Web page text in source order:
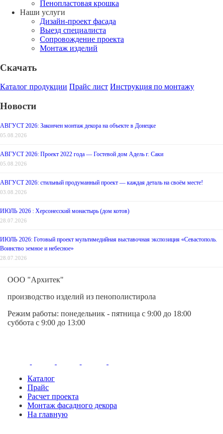
Пенопластовая крошка
Наши услуги
Дизайн-проект фасада
Выезд специалиста
Сопровождение проекта
Монтаж изделий
Скачать
Каталог продукции Прайс лист Инструкция по монтажу
Новости
АВГУСТ 2026: Закончен монтаж декора на объекте в Донецке
05.08.2026
АВГУСТ 2026: Проект 2022 года — Гостевой дом Адель г. Саки
05.08.2026
АВГУСТ 2026: стильный продуманный проект — каждая деталь на своём месте!
03.08.2026
ИЮЛЬ 2026 : Херсонесский монастырь (дом котов)
28.07.2026
ИЮЛЬ 2026: Готовый проект мультимедийная выставочная экспозиция «Севастополь.
Воинство земное и небесное»
28.07.2026
ООО "Архитек"
производство изделий из пенополистирола
Режим работы: понедельник - пятница с 9:00 до 18:00
суббота с 9:00 до 13:00
Каталог
Прайс
Расчет проекта
Монтаж фасадного декора
На главную